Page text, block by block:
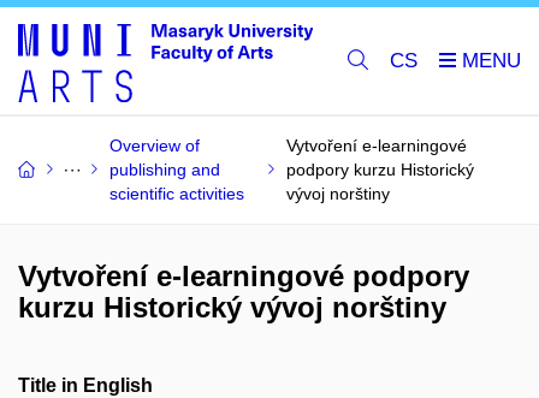
CS
Overview of
publishing and
scientific activities
Vytvoření e-learningové
podpory kurzu Historický
vývoj norštiny
Vytvoření e-learningové podpory
kurzu Historický vývoj norštiny
Title in English